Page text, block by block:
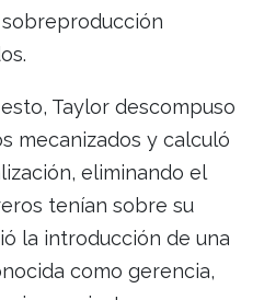
Taylor descompuso
mecanizados y calculó
eliminando el
tenían sobre su
la introducción de una
como gerencia,